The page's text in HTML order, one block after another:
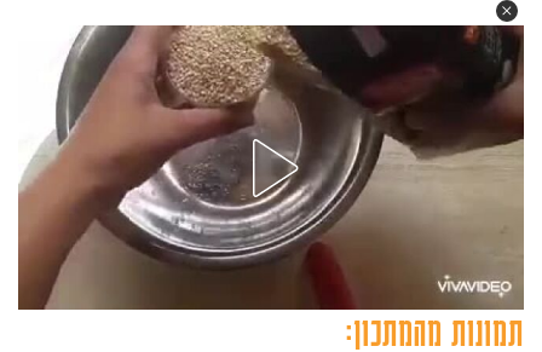
תמונות מהמתכון: